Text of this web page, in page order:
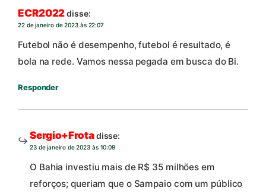
ECR2022disse:
22 de janeiro de 2023 às 22:07
Futebol não é desempenho, futebol é resultado, é
bola na rede. Vamos nessa pegada em busca do Bi.
Responder
Sergio+Frotadisse:
23 de janeiro de 2023 às 10:09
O Bahia investiu mais de R$ 35 milhões em
reforços; queriam que o Sampaio com um público